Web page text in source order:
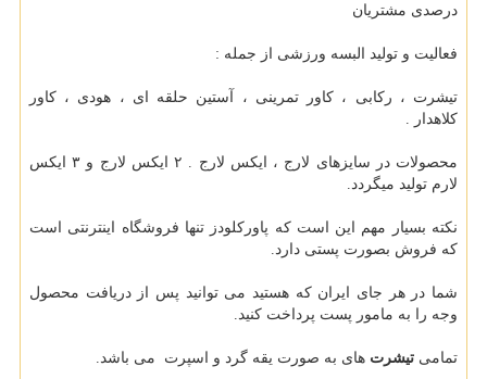
درصدی مشتریان
فعالیت و تولید البسه ورزشی از جمله :
تیشرت ، رکابی ، کاور تمرینی ، آستین حلقه ای ، هودی ، کاور
کلاهدار .
محصولات در سایزهای لارج ، ایکس لارج . ۲ ایکس لارج و ۳ ایکس
لارم تولید میگردد.
نکته بسیار مهم این است که پاورکلودز تنها فروشگاه اینترنتی است
که فروش بصورت پستی دارد.
شما در هر جای ایران که هستید می توانید پس از دریافت محصول
وجه را به مامور پست پرداخت کنید.
تمامی تیشرت های به صورت یقه گرد و اسپرت می باشد.